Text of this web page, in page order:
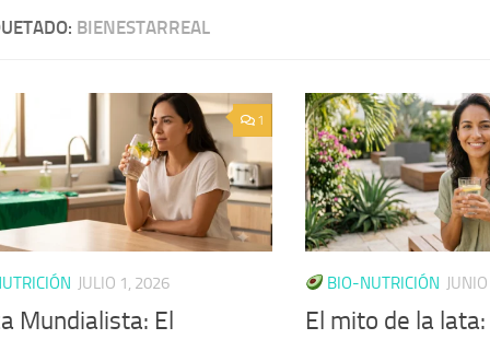
BIENESTARREAL
1
JULIO 1, 2026
Mundialista: El
BIO-NUTRICIÓN
El mito de la